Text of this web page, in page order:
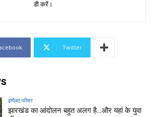
ही करें।
Twitter
इम्पैक्ट फीचर
झारखंड का आंदोलन बहुत अलग है…और यहां के युवा